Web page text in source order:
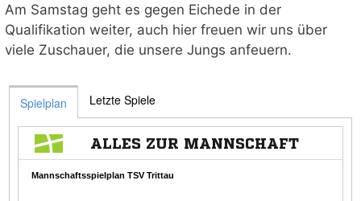
Am Samstag geht es gegen Eichede in der
Qualifikation weiter, auch hier freuen wir uns über
viele Zuschauer, die unsere Jungs anfeuern.
Spielplan Letzte Spiele